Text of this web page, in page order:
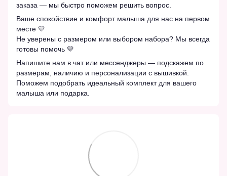
заказа — мы быстро поможем решить вопрос.
Ваше спокойствие и комфорт малыша для нас на первом
месте 💛
Не уверены с размером или выбором набора? Мы всегда
готовы помочь 💛
Напишите нам в чат или мессенджеры — подскажем по
размерам, наличию и персонализации с вышивкой.
Поможем подобрать идеальный комплект для вашего
малыша или подарка.